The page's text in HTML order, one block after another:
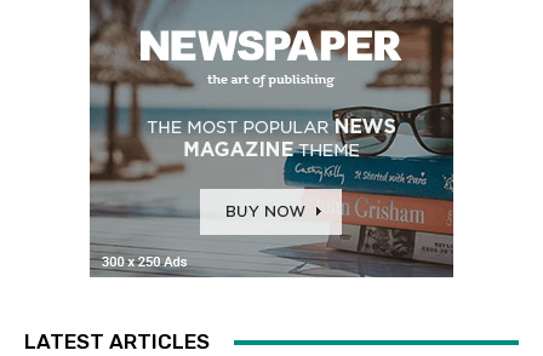
LATEST ARTICLES